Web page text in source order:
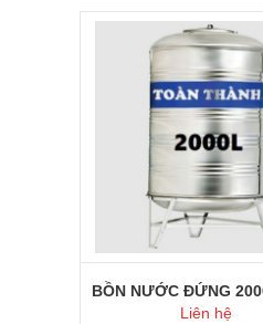
Liên hệ